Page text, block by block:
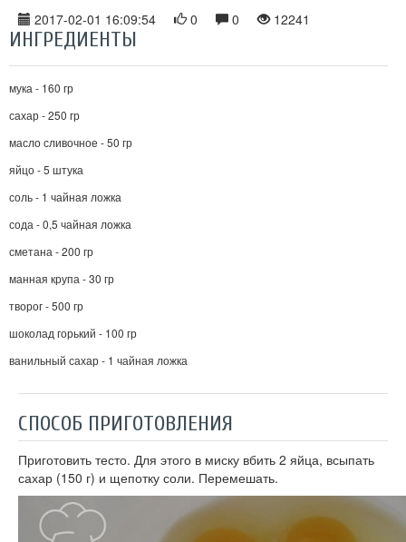
2017-02-01 16:09:54 0 0 12241
ИНГРЕДИЕНТЫ
мука - 160 гр
сахар - 250 гр
масло сливочное - 50 гр
яйцо - 5 штука
соль - 1 чайная ложка
сода - 0,5 чайная ложка
сметана - 200 гр
манная крупа - 30 гр
творог - 500 гр
шоколад горький - 100 гр
ванильный сахар - 1 чайная ложка
СПОСОБ ПРИГОТОВЛЕНИЯ
Приготовить тесто. Для этого в миску вбить 2 яйца, всыпать
сахар (150 г) и щепотку соли. Перемешать.